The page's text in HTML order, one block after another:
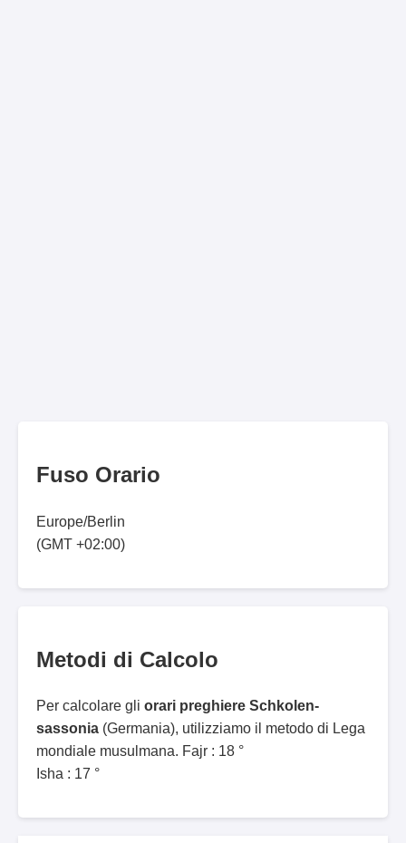
Fuso Orario
Europe/Berlin
(GMT +02:00)
Metodi di Calcolo
Per calcolare gli orari preghiere Schkolen-
sassonia (Germania), utilizziamo il metodo di Lega
mondiale musulmana. Fajr : 18 °
Isha : 17 °